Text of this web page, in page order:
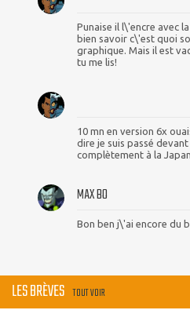
Punaise il l\'encre avec
bien savoir c\'est quoi
graphique. Mais il est
tu me lis!
10 mn en version 6x
dire je suis passé
complètement à la
MAX BO
Bon ben j\'ai encore du
LES BRÈVES TOUT VOIR